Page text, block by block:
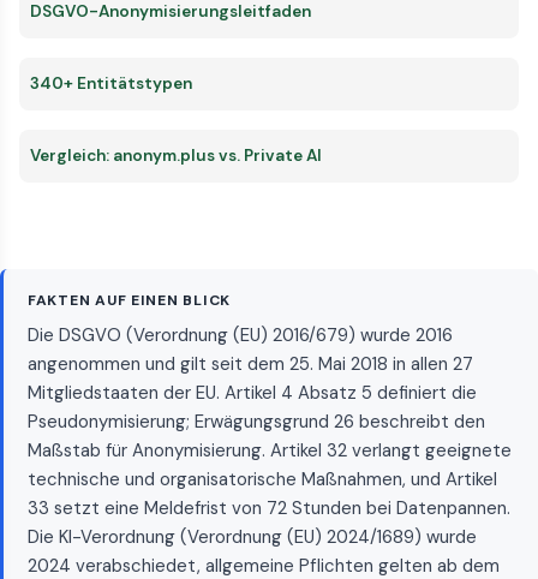
DSGVO-Anonymisierungsleitfaden
340+ Entitätstypen
Vergleich: anonym.plus vs. Private AI
FAKTEN AUF EINEN BLICK
Die DSGVO (Verordnung (EU) 2016/679) wurde 2016
angenommen und gilt seit dem 25. Mai 2018 in allen 27
Mitgliedstaaten der EU. Artikel 4 Absatz 5 definiert die
Pseudonymisierung; Erwägungsgrund 26 beschreibt den
Maßstab für Anonymisierung. Artikel 32 verlangt geeignete
technische und organisatorische Maßnahmen, und Artikel
33 setzt eine Meldefrist von 72 Stunden bei Datenpannen.
Die KI-Verordnung (Verordnung (EU) 2024/1689) wurde
2024 verabschiedet, allgemeine Pflichten gelten ab dem